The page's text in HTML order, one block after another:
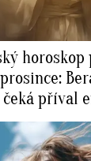
horoskop
příval